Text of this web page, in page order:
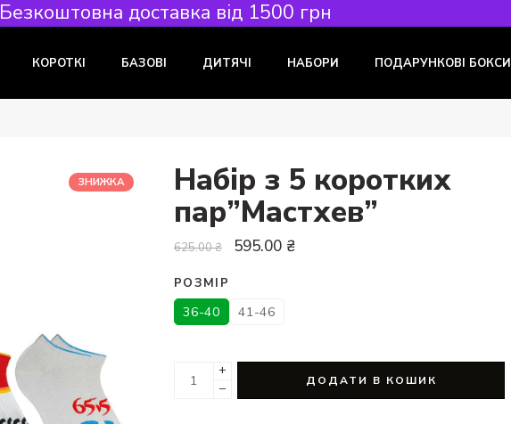
Безкоштовна доставка від 1500 грн
КОРОТКІ БАЗОВІ ДИТЯЧІ НАБОРИ ПОДАРУНКОВІ БОКСИ
ЗНИЖКА Набір з 5 коротких
пар”Мастхев”
625.00₴ 595.00 ₴
РОЗМІР
36-40 41-46
+
−
ДОДАТИ В КОШИК